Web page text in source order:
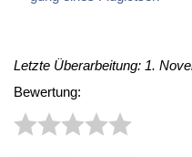
Letzte Überarbeitung: 1.
Bewertung: